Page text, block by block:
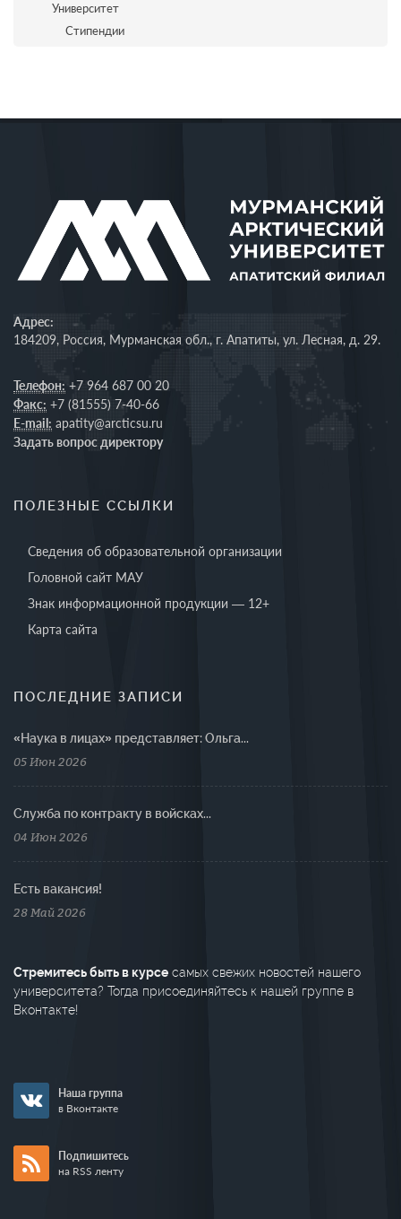
Университет
Стипендии
Адрес:
184209, Россия, Мурманская обл., г. Апатиты, ул. Лесная, д. 29.
Телефон: +7 964 687 00 20
Факс: +7 (81555) 7-40-66
E-mail: apatity@arcticsu.ru
Задать вопрос директору
ПОЛЕЗНЫЕ ССЫЛКИ
Сведения об образовательной организации
Головной сайт МАУ
Знак информационной продукции — 12+
Карта сайта
ПОСЛЕДНИЕ ЗАПИСИ
«Наука в лицах» представляет: Ольга...
05 Июн 2026
Cлужба по контракту в войсках...
04 Июн 2026
Есть вакансия!
28 Май 2026
Стремитесь быть в курсе самых свежих новостей нашего
университета? Тогда присоединяйтесь к нашей группе в
Вконтакте!
Наша группа
в Вконтакте
Подпишитесь
на RSS ленту